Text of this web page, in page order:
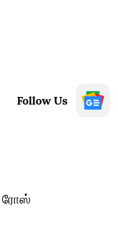
Follow Us